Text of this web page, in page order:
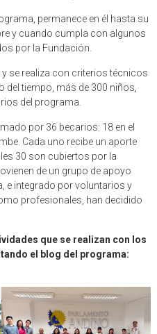
permanece en él hasta su
y cuando cumpla con algunos
por la Fundación.
se realiza con criterios técnicos
del tiempo, más de 300 niños,
del programa.
por 36 becarios: 18 en el
Cada uno recibe un aporte
30 son cubiertos por la
de un grupo de apoyo
e integrado por voluntarios y
profesionales, han decidido
que se realizan con los
el blog del programa: